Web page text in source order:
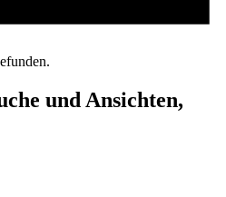
und Ansichten,